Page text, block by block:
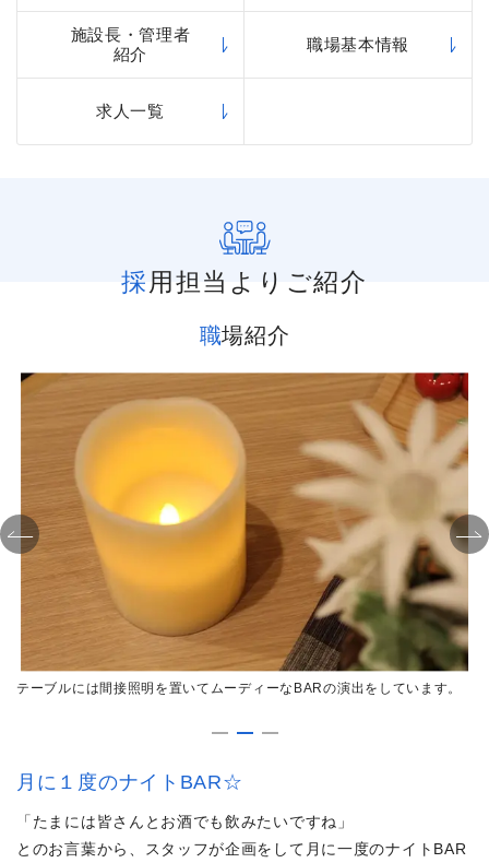
施設長・管理者
紹介
職場基本情報
求人一覧
採用担当よりご紹介
職場紹介
テーブルには間接照明を置いてムーディーなBARの演出をしています。
月に１度のナイトBAR☆
「たまには皆さんとお酒でも飲みたいですね」
とのお言葉から、スタッフが企画をして月に一度のナイトBAR